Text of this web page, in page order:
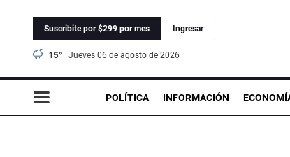
Suscribite por $299 por mes Ingresar
15° jueves 06 de agosto de 2026
POLÍTICA INFORMACIÓN